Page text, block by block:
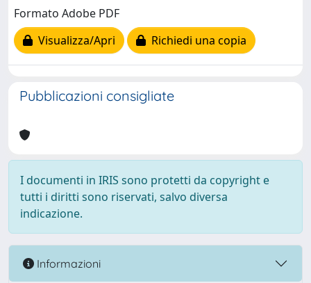
Formato Adobe PDF
Visualizza/Apri
Richiedi una copia
Pubblicazioni consigliate
I documenti in IRIS sono protetti da copyright e
tutti i diritti sono riservati, salvo diversa
indicazione.
Informazioni